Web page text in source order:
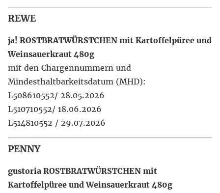
REWE
ja! ROSTBRATWÜRSTCHEN mit Kartoffelpüree und
Weinsauerkraut 480g
mit den Chargennummern und
Mindesthaltbarkeitsdatum (MHD):
L508610552/ 28.05.2026
L510710552/ 18.06.2026
L514810552 / 29.07.2026
PENNY
gustoria ROSTBRATWÜRSTCHEN mit
Kartoffelpüree und Weinsauerkraut 480g